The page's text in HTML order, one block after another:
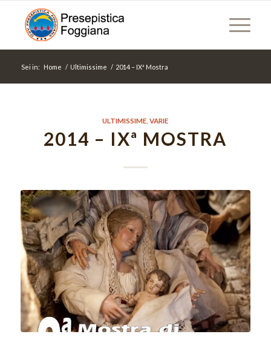
Sei in: Home / Ultimissime / 2014 – IXª Mostra
ULTIMISSIME ,VARIE
2014 – IXª MOSTRA